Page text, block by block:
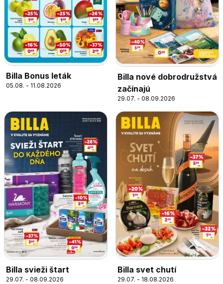
Billa Bonus leták
05.08. - 11.08.2026
Billa nové dobrodružstvá
začínajú
29.07. - 08.09.2026
Billa svieži štart
29.07. - 08.09.2026
Billa svet chutí
29.07. - 18.08.2026